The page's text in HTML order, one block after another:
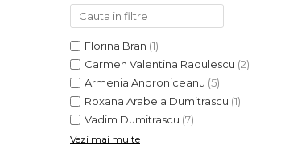
Florina Bran (1)
Carmen Valentina Radulescu (2)
Armenia Androniceanu (5)
Roxana Arabela Dumitrascu (1)
Vadim Dumitrascu (7)
Vezi mai multe